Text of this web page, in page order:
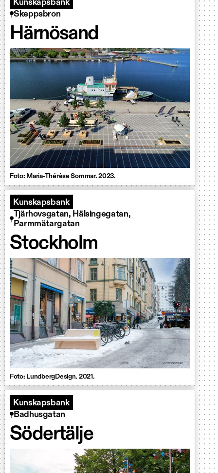
Kunskapsbank
Skeppsbron
Härnösand
Foto: Maria-Thérèse Sommar. 2023.
Kunskapsbank
Tjärhovsgatan, Hälsingegatan,
Parmmätargatan
Stockholm
Foto: LundbergDesign. 2021.
Kunskapsbank
Badhusgatan
Södertälje